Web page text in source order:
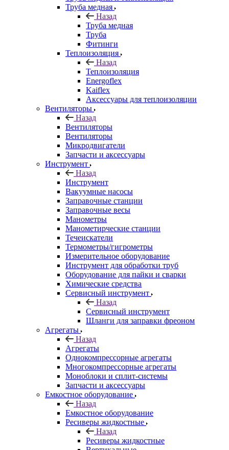
Труба медная
Назад
Труба медная
Труба
Фитинги
Теплоизоляция
Назад
Теплоизоляция
Energoflex
Kaiflex
Аксессуары для теплоизоляции
Вентиляторы
Назад
Вентиляторы
Вентиляторы
Микродвигатели
Запчасти и аксессуары
Инструмент
Назад
Инструмент
Вакуумные насосы
Заправочные станции
Заправочные весы
Манометры
Манометирческие станции
Течеискатели
Термометры/гигрометры
Измерительное оборудование
Инструмент для обработки труб
Оборудование для пайки и сварки
Химические средства
Сервисный инструмент
Назад
Сервисный инструмент
Шланги для заправки фреоном
Агрегаты
Назад
Агрегаты
Однокомпрессорные агрегаты
Многокомпрессорные агрегаты
Моноблоки и сплит-системы
Запчасти и аксессуары
Емкостное оборудование
Назад
Емкостное оборудование
Ресиверы жидкостные
Назад
Ресиверы жидкостные